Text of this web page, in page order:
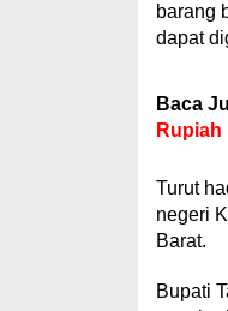
barang
dapat
Baca
Rupiah
Turut
negeri
Barat.
Bupati